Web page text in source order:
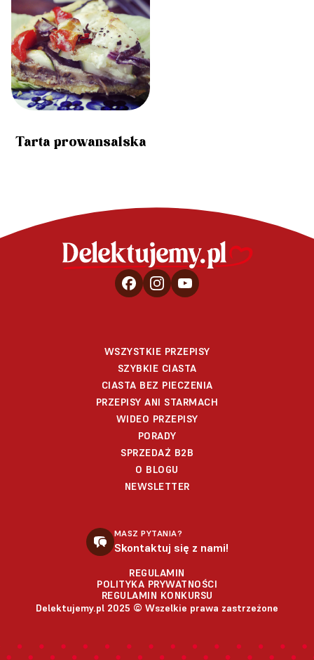
Tarta prowansalska
WSZYSTKIE PRZEPISY
SZYBKIE CIASTA
CIASTA BEZ PIECZENIA
PRZEPISY ANI STARMACH
WIDEO PRZEPISY
PORADY
SPRZEDAŻ B2B
O BLOGU
NEWSLETTER
MASZ PYTANIA?
Skontaktuj się z nami!
REGULAMIN
POLITYKA PRYWATNOŚCI
REGULAMIN KONKURSU
Delektujemy.pl 2025 © Wszelkie prawa zastrzeżone